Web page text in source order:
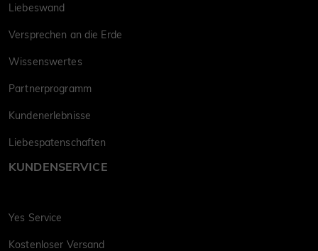
Liebeswand
Versprechen an die Erde
Wissenswertes
Partnerprogramm
Kundenerlebnisse
Liebespatenschaften
KUNDENSERVICE
Yes Service
Kostenloser Versand